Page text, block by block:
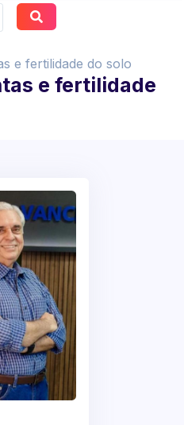
e fertilidade do solo
e fertilidade